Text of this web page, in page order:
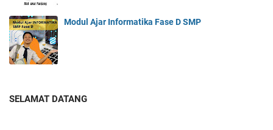
Modul Ajar Informatika Fase D SMP
SELAMAT DATANG